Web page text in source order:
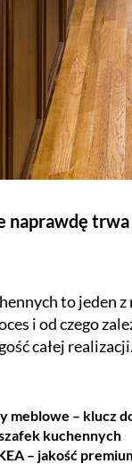
naprawdę
to jeden z
i od czego
całej realizacji.
meblowe – klucz
kuchennych
– jakość